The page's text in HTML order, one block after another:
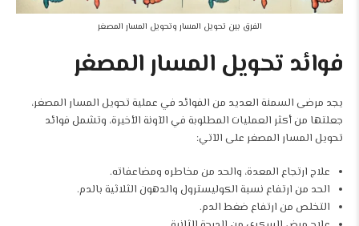
الفرق بين تحويل المسار وتحويل المسار المصغر
فوائد تحويل المسار المصغر
يجد مرضى السمنة العديد من الفوائد في عملية تحويل المسار المصغر،
جعلتها من أكثر العمليات المطلوبة في الآونة الأخيرة، وتشمل فوائد
تحويل المسار المصغر على الآتي:
علاج ارتجاع المعدة، والحد من مخاطره ومضاعفاته.
الحد من ارتفاع نسبة الكوليسترول والدهون الثلاثية بالدم.
التخلص من ارتفاع ضغط الدم.